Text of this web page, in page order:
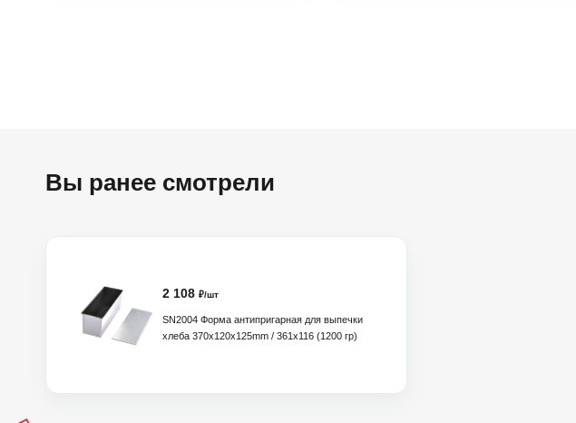
Вы ранее смотрели
2 108 ₽/шт
SN2004 Форма антипригарная для выпечки
хлеба 370x120x125mm / 361х116 (1200 гр)